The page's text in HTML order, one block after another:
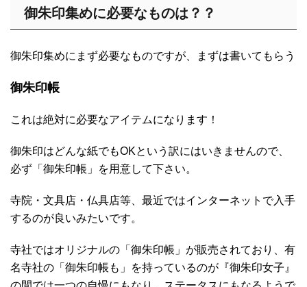
御朱印集めに必要なものは？？
御朱印集めにまず必要なものですが、まずは書いてもらう
御朱印帳
これは絶対に必要なアイテムになります！
御朱印はどんな紙でもOKという訳にはいきませんので、
必ず「御朱印帳」を用意して下さい。
寺院・文具店・仏具店等、最近ではインターネットで入手
するのが良いみたいです。
寺社ではオリジナルの「御朱印帳」が販売されており、有
名寺社の「御朱印帳も」を持っているのが『御朱印女子』